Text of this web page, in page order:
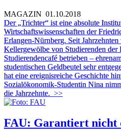
MAGAZIN 01.10.2018
Der „Trichter“ ist eine absolute
Wirtschaftswissenschaften der
Erlangen-Nürnberg. Seit
Kellergewölbe von Studierenden
Studierendencafé betrieben –
studentischen Geldbeutel sehr
hat eine ereignisreiche Geschichte
Sozialökonomik-Studentin Nina
die Jahrzehnte. >>
FAU: Garantiert nicht